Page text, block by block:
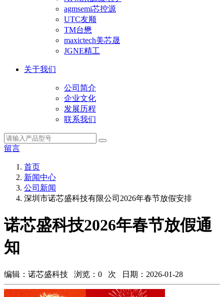
agmsemi芯控源
UTC友顺
TM台懋
maxictech美芯晟
JGNE精工
关于我们
公司简介
企业文化
发展历程
联系我们
留言
首页
新闻中心
公司新闻
深圳市诺芯盛科技有限公司2026年春节放假安排
诺芯盛科技2026年春节放假通
知
编辑：诺芯盛科技 浏览： 0 次 日期：2026-01-28